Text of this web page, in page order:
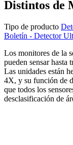
Distintos de
Tipo de producto
Boletín - Detector
Los monitores de la
pueden sensar hasta
Las unidades están
4X, y su función de
que todos los
desclasificación de